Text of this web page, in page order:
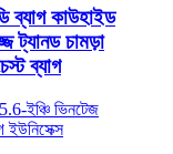
ব্যাগ কাউহাইড
ট্যানড চামড়া
ব্যাগ